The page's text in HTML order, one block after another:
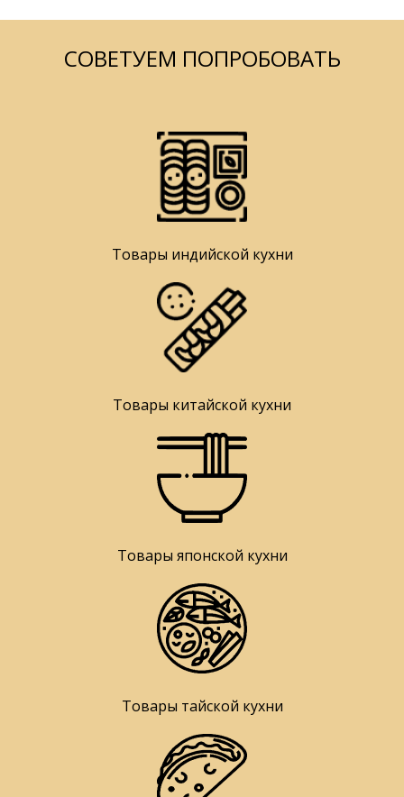
СОВЕТУЕМ ПОПРОБОВАТЬ
Товары индийской кухни
Товары китайской кухни
Товары японской кухни
Товары тайской кухни